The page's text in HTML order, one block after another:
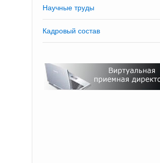
Научные труды
Кадровый состав